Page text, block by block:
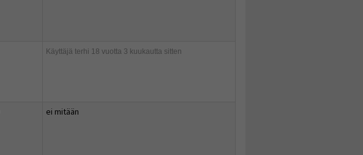
Käyttäjä terhi 18 vuotta 3 kuukautta sitten
ei mitään